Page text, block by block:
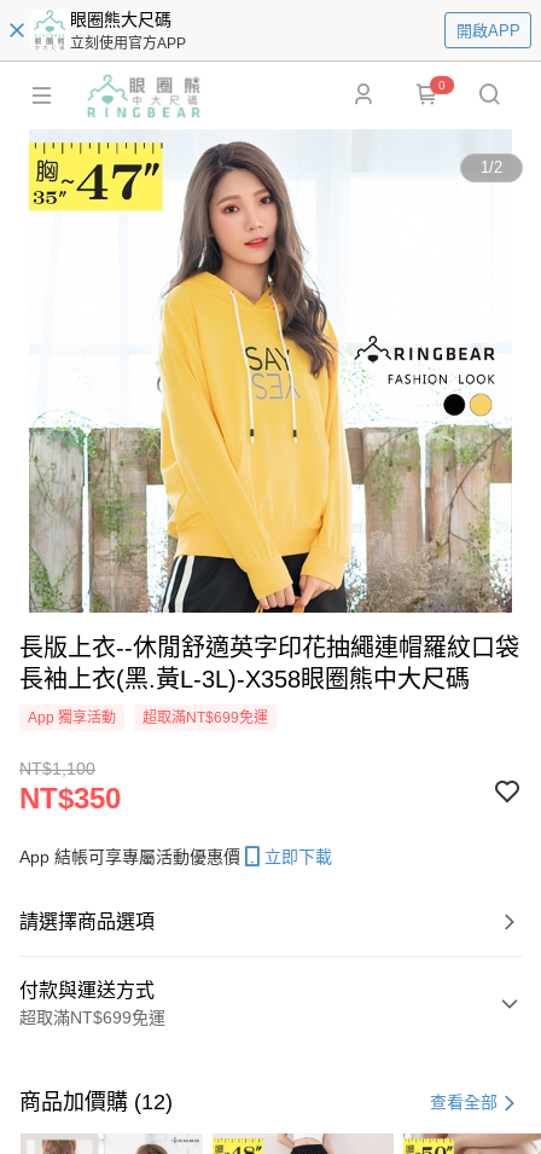
眼圈熊大尺碼
立刻使用官方APP
開啟APP
0
1/2
長版上衣--休閒舒適英字印花抽繩連帽羅紋口袋
長袖上衣(黑.黃L-3L)-X358眼圈熊中大尺碼
App 獨享活動 超取滿NT$699免運
NT$1,100
NT$350
App 結帳可享專屬活動優惠價 立即下載
請選擇商品選項
付款與運送方式
超取滿NT$699免運
信用卡一次付款
超商取貨付款
商品加價購 (12) 查看全部